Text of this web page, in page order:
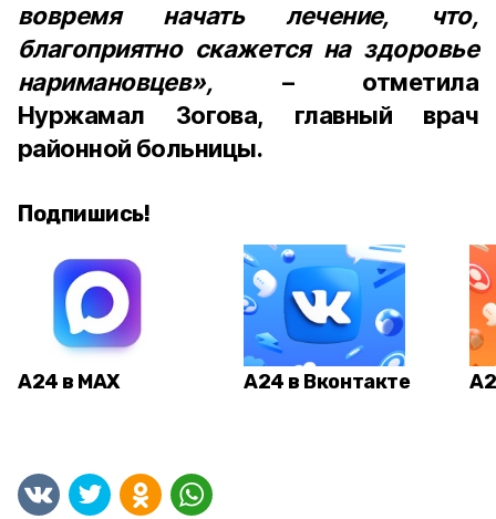
вовремя начать лечение, что,
благоприятно скажется на здоровье
наримановцев», – отметила
Нуржамал Зогова, главный врач
районной больницы.
Подпишись!
А24 в MAX А24 в Вконтакте